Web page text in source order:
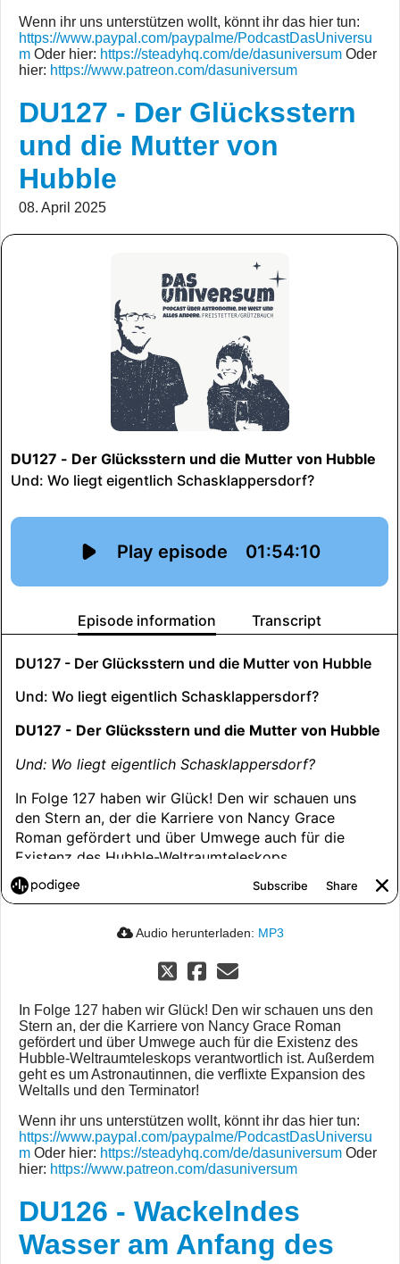
Wenn ihr uns unterstützen wollt, könnt ihr das hier tun:
https://www.paypal.com/paypalme/PodcastDasUniversu
m Oder hier: https://steadyhq.com/de/dasuniversum Oder
hier: https://www.patreon.com/dasuniversum
DU127 - Der Glücksstern
und die Mutter von
Hubble
08. April 2025
Audio herunterladen: MP3
In Folge 127 haben wir Glück! Den wir schauen uns den
Stern an, der die Karriere von Nancy Grace Roman
gefördert und über Umwege auch für die Existenz des
Hubble-Weltraumteleskops verantwortlich ist. Außerdem
geht es um Astronautinnen, die verflixte Expansion des
Weltalls und den Terminator!
Wenn ihr uns unterstützen wollt, könnt ihr das hier tun:
https://www.paypal.com/paypalme/PodcastDasUniversu
m Oder hier: https://steadyhq.com/de/dasuniversum Oder
hier: https://www.patreon.com/dasuniversum
DU126 - Wackelndes
Wasser am Anfang des